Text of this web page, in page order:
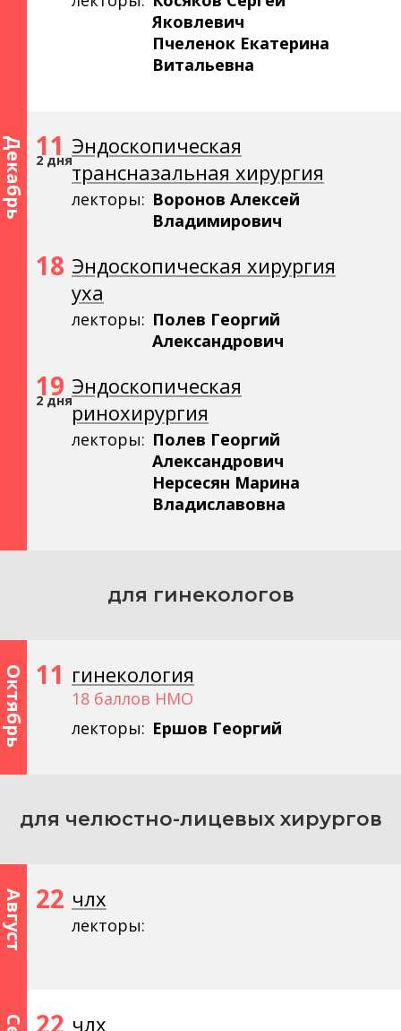
Яковлевич
Пчеленок Екатерина
Витальевна
Декабрь 11
2 дня
Эндоскопическая
трансназальная хирургия
лекторы: Воронов Алексей
Владимирович
18 Эндоскопическая хирургия
уха
лекторы: Полев Георгий
Александрович
19
2 дня
Эндоскопическая
ринохирургия
лекторы: Полев Георгий
Александрович
Нерсесян Марина
Владиславовна
для гинекологов
Октябрь 11 гинекология
18 баллов НМО
лекторы: Ершов Георгий
для челюстно-лицевых хирургов
Август 22 члх
лекторы:
22 члх